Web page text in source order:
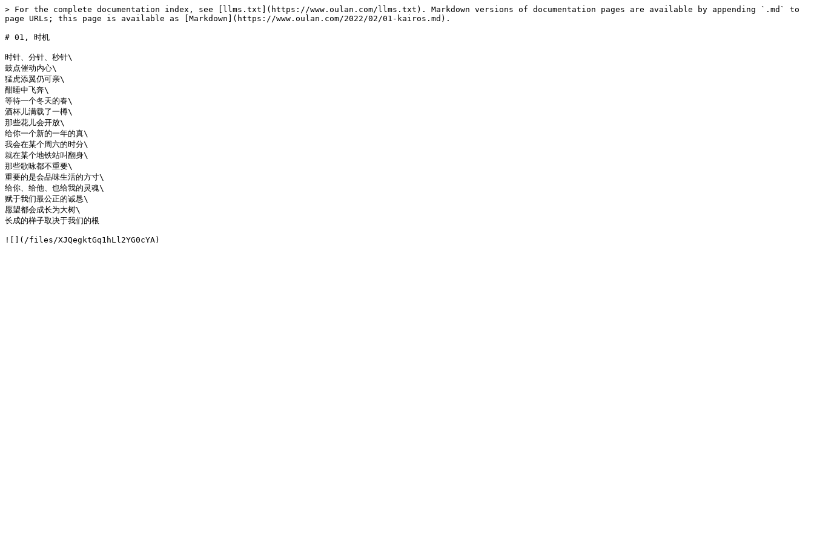
> For the complete documentation index, see [llms.txt](https://www.oulan.com/llms.txt). Markdown versions of documentation pages are available by appending `.md` to
page URLs; this page is available as [Markdown](https://www.oulan.com/2022/02/01-kairos.md).
# 01, 时机
时针、分针、秒针\
鼓点催动内心\
猛虎添翼仍可亲\
酣睡中飞奔\
等待一个冬天的春\
酒杯儿满载了一樽\
那些花儿会开放\
给你一个新的一年的真\
我会在某个周六的时分\
就在某个地铁站叫翻身\
那些歌咏都不重要\
重要的是会品味生活的方寸\
给你、给他、也给我的灵魂\
赋于我们最公正的诚恳\
愿望都会成长为大树\
长成的样子取决于我们的根